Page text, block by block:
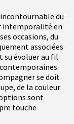
du
intemporalité en
occasions, du
associées
su évoluer au fil
se doit
de la couleur
sont
touche